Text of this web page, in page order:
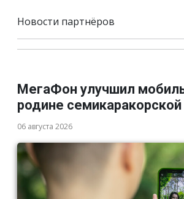
Новости партнёров
МегаФон улучшил
родине
06 августа 2026